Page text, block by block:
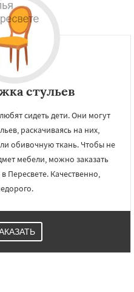
Подольск
стульев
сидеть дети. Они могут
раскачиваясь на них,
обивочную ткань. Чтобы не
мебели, можно заказать
Пересвете. Качественно,